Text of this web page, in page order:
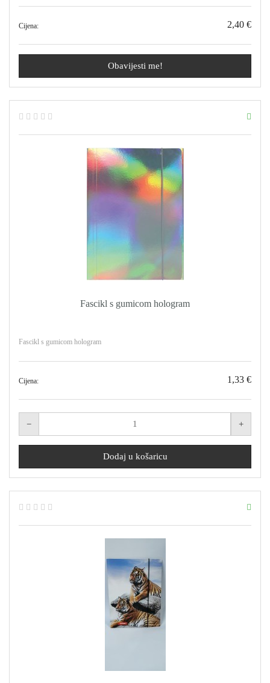
Cijena: 2,40 €
Obavijesti me!
Fascikl s gumicom hologram
Fascikl s gumicom hologram
Cijena: 1,33 €